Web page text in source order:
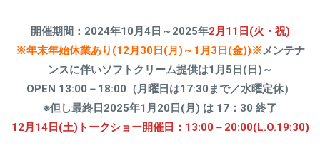
開催期間：2024年10月4日～2025年2月11日(火・祝)
※年末年始休業あり(12月30日(月)～1月3日(金))※メンテナ
ンスに伴いソフトクリーム提供は1月5日(日)～
OPEN 13:00－18:00（月曜日は17:30まで／水曜定休）
※但し最終日2025年1月20日(月) は 17：30 終了
12月14日(土)トークショー開催日：13:00－20:00(L.O.19:30)